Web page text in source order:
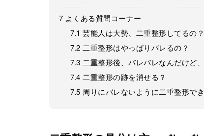
7 よくある質問コーナー
7.1 芸能人は大勢、二重整形してるの？
7.2 二重整形はやっぱりバレるの？
7.3 二重整形後、バレバレなんだけど
7.4 二重整形の跡を消せる？
7.5 周りにバレないように二重整形で